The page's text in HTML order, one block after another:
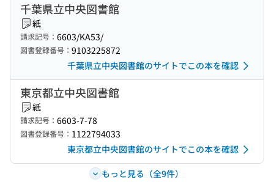
千葉県立中央図書館
紙
請求記号： 6603/KA53/
図書登録番号： 9103225872
千葉県立中央図書館のサイトでこの本を確認
東京都立中央図書館
紙
請求記号： 6603-7-78
図書登録番号： 1122794033
東京都立中央図書館のサイトでこの本を確認
もっと見る（全9件）